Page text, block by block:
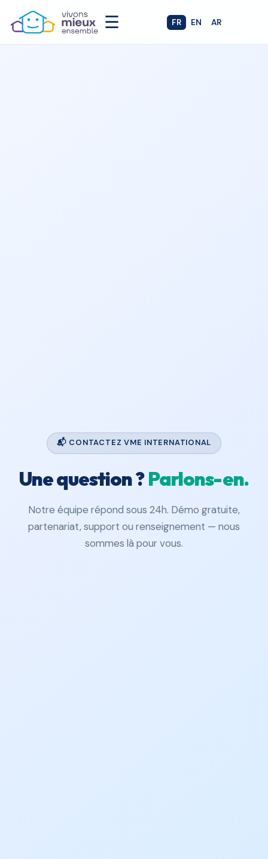
☰ FR EN AR
📬 CONTACTEZ VME INTERNATIONAL
Une question ?Parlons-en.
Notre équipe répond sous 24h. Démo gratuite,
partenariat, support ou renseignement — nous
sommes là pour vous.